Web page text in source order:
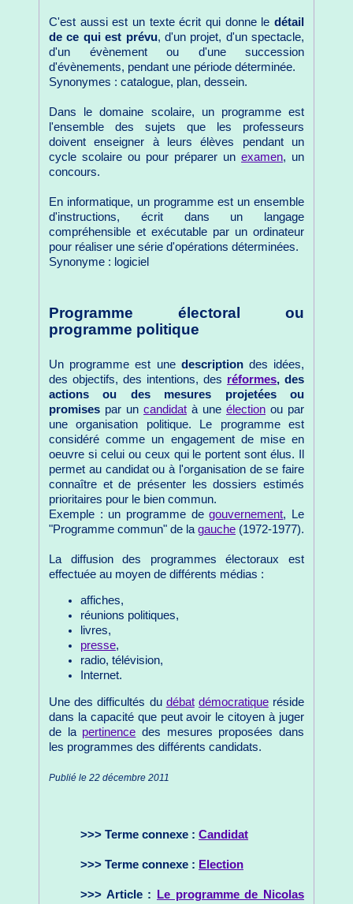
C'est aussi est un texte écrit qui donne le détail
de ce qui est prévu, d'un projet, d'un spectacle,
d'un évènement ou d'une succession
d'évènements, pendant une période déterminée.
Synonymes : catalogue, plan, dessein.
Dans le domaine scolaire, un programme est
l'ensemble des sujets que les professeurs
doivent enseigner à leurs élèves pendant un
cycle scolaire ou pour préparer un examen, un
concours.
En informatique, un programme est un ensemble
d'instructions, écrit dans un langage
compréhensible et exécutable par un ordinateur
pour réaliser une série d'opérations déterminées.
Synonyme : logiciel
Programme électoral ou
programme politique
Un programme est une descriptiondes idées,
des objectifs, des intentions, des réformes, des
actions ou des mesures projetées ou
promises par un candidat à une élection ou par
une organisation politique. Le programme est
considéré comme un engagement de mise en
oeuvre si celui ou ceux qui le portent sont élus. Il
permet au candidat ou à l'organisation de se faire
connaître et de présenter les dossiers estimés
prioritaires pour le bien commun.
Exemple : un programme degouvernement, Le
"Programme commun" de la gauche (1972-1977).
La diffusion des programmes électoraux est
effectuée au moyen de différents médias :
affiches,
réunions politiques,
livres,
presse,
radio, télévision,
Internet.
Une des difficultés du débat démocratiqueréside
dans la capacité que peut avoir le citoyen à juger
de la pertinence des mesures proposées dans
les programmes des différents candidats.
Publié le 22 décembre 2011
>>> Terme connexe : Candidat
>>> Terme connexe : Election
>>> Article :
Le programme de Nicolas